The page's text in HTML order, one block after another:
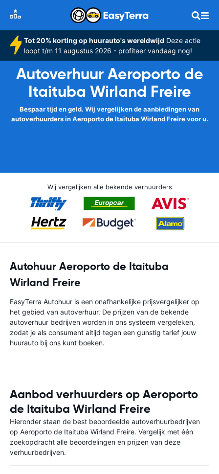
Tot 20% korting op huurauto's wereldwijd Deze actie
loopt t/m 11 augustus 2026 - profiteer vandaag nog!
Autoverhuur Aeroporto de
Itaituba Wirland Freire
Bespaar tijd en geld. Wij vergelijken de aanbiedingen van
autoverhuurders in Aeroporto de Itaituba Wirland Freire voor u.
Wij vergelijken alle bekende verhuurders
Autohuur Aeroporto de Itaituba
Wirland Freire
EasyTerra Autohuur is een onafhankelijke prijsvergelijker op
het gebied van autoverhuur. De prijzen van de bekende
autoverhuur bedrijven worden in ons systeem vergeleken,
zodat je als consument altijd tegen een gunstig tarief jouw
huurauto bij ons kunt boeken.
Aanbod verhuurders op Aeroporto
de Itaituba Wirland Freire
Hieronder staan de best beoordeelde autoverhuurbedrijven
op Aeroporto de Itaituba Wirland Freire. Vergelijk met één
zoekopdracht alle beoordelingen en prijzen van deze
verhuurbedrijven.